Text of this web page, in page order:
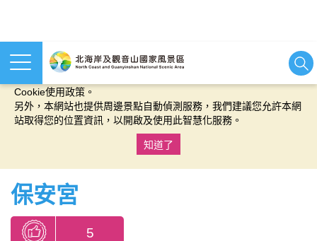
本網站使用cookies等相關技術以持續優化網站服務，並有助於為
Cookie使用政策。
另外，本網站也提供周邊景點自動偵測服務，我們建議您允許本網
站取得您的位置資訊，以開啟及使用此智慧化服務。
知道了
保安宮
5